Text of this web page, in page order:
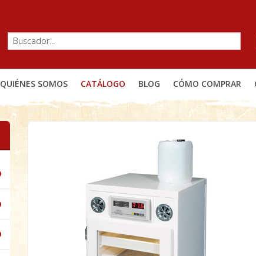
QUIÉNES SOMOS CATÁLOGO BLOG CÓMO COMPRAR